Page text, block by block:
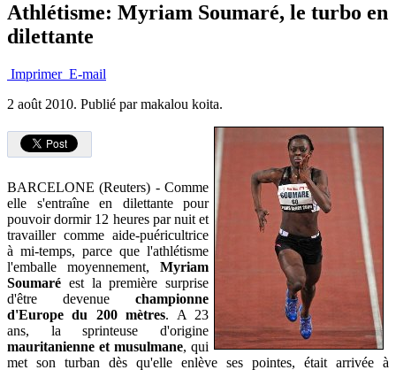
Athlétisme: Myriam Soumaré, le turbo en
dilettante
Imprimer E-mail
2 août 2010. Publié par makalou koita.
BARCELONE (Reuters) - Comme
elle s'entraîne en dilettante pour
pouvoir dormir 12 heures par nuit et
travailler comme aide-puéricultrice
à mi-temps, parce que l'athlétisme
l'emballe moyennement, Myriam
Soumaré est la première surprise
d'être devenue championne
d'Europe du 200 mètres. A 23
ans, la sprinteuse d'origine
mauritanienne et musulmane, qui
met son turban dès qu'elle enlève ses pointes, était arrivée à